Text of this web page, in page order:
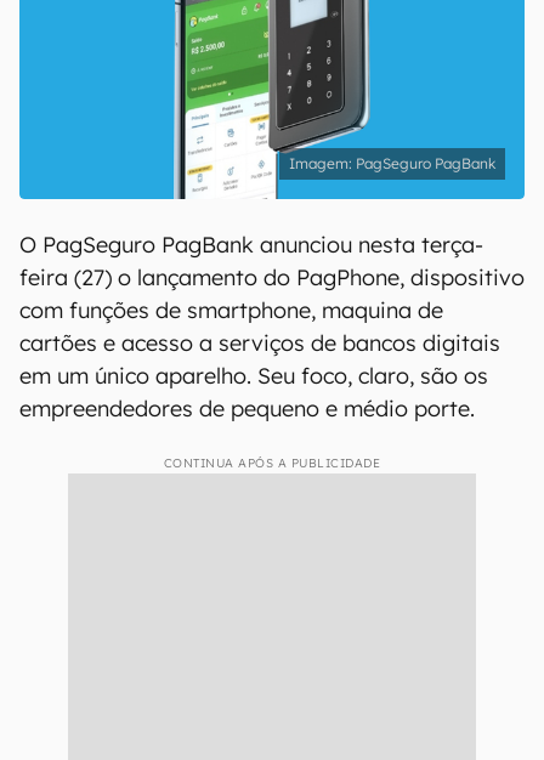
PagSeguro PagBank
O PagSeguro PagBank anunciou nesta terça-
feira (27) o lançamento do PagPhone, dispositivo
com funções de smartphone, maquina de
cartões e acesso a serviços de bancos digitais
em um único aparelho. Seu foco, claro, são os
empreendedores de pequeno e médio porte.
CONTINUA APÓS A PUBLICIDADE